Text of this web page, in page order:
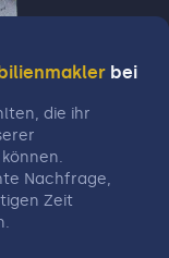
bei
die ihr
Nachfrage,
Zeit